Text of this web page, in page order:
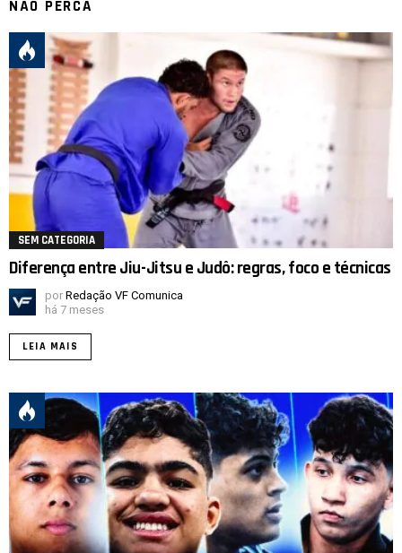
NÃO PERCA
SEM CATEGORIA
Diferença entre Jiu-Jitsu e Judô: regras, foco e técnicas
por Redação VF Comunica
há 7 meses
LEIA MAIS